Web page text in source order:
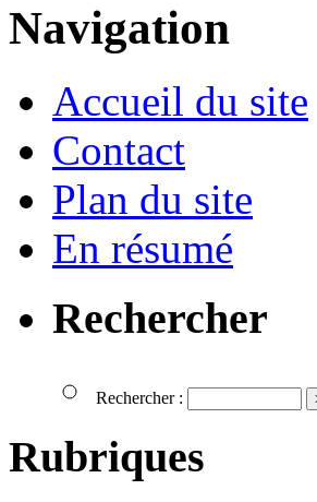
Navigation
Accueil du site
Contact
Plan du site
En résumé
Rechercher
Rechercher :
Rubriques